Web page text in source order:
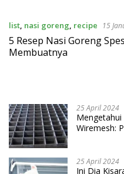
list, nasi goreng, recipe 15
5 Resep Nasi Goreng
Membuatnya
25 April 2024
Wiremesh:
25 April 2024
Ini Dia